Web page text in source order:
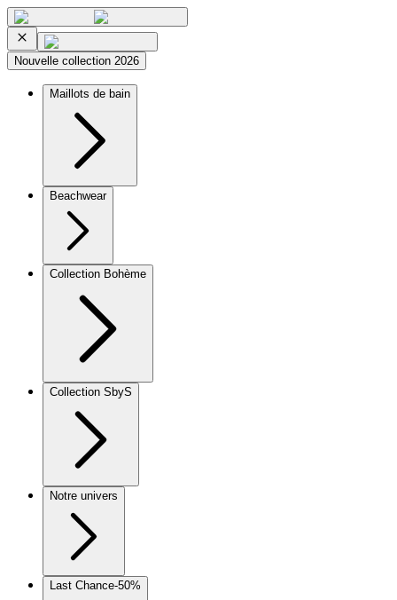
Nouvelle collection 2026
Maillots de bain
Beachwear
Collection Bohème
Collection SbyS
Notre univers
Last Chance-50%